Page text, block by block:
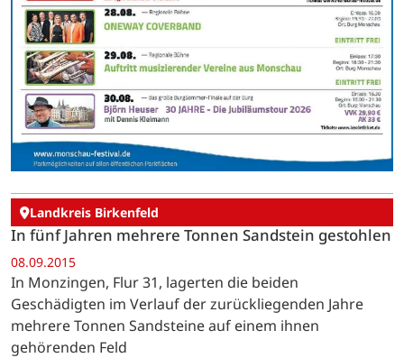
Landkreis Birkenfeld
In fünf Jahren mehrere Tonnen Sandstein gestohlen
08.09.2015
In Monzingen, Flur 31, lagerten die beiden
Geschädigten im Verlauf der zurückliegenden Jahre
mehrere Tonnen Sandsteine auf einem ihnen
gehörenden Feld